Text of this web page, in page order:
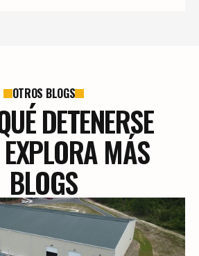
OTROS BLOGS
DETENERSE
MÁS
BLOGS